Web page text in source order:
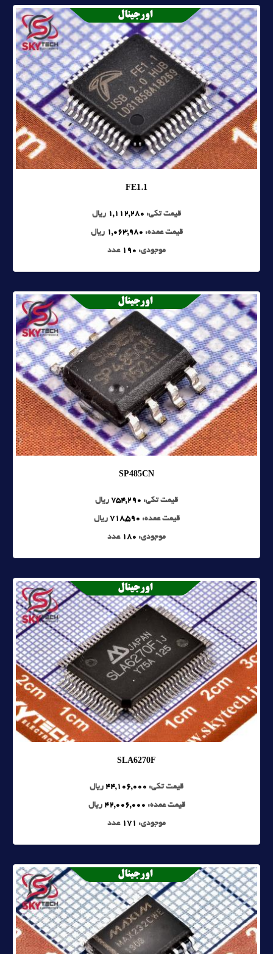
FE1.1
قیمت تکی: 1,112,280 ریال
قیمت عمده: 1,063,980 ریال
موجودی: 190 عدد
SP485CN
قیمت تکی: 754,290 ریال
قیمت عمده: 718,590 ریال
موجودی: 180 عدد
SLA6270F
قیمت تکی: 44,106,000 ریال
قیمت عمده: 42,006,000 ریال
موجودی: 171 عدد